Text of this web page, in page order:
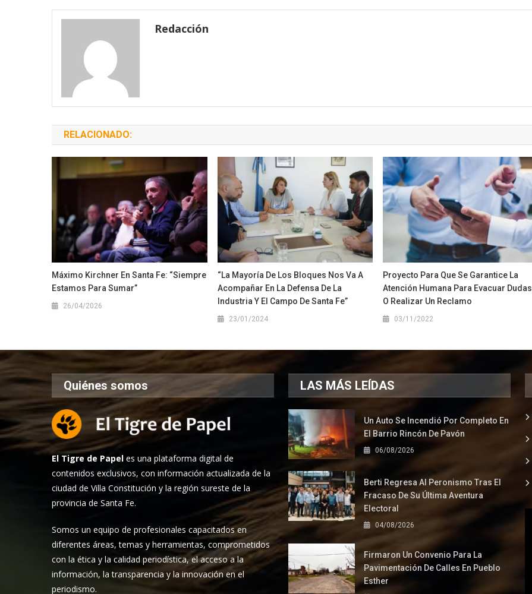
entradas
Redacción
RELACIONADO:
Máximo Kirchner En Santa Fe: “Siempre
Estamos Para Sumar”
26/04/2026
“La Mayoría De Los Bloques Nos Va A
Acompañar En La Defensa De La
Industria Y El Campo De Santa Fe”
23/01/2024
Proyecto Para Que Se Garantice La
Atención Humana Para Evacuar Dudas
O Realizar Un Reclamo
03/11/2022
Quiénes somos
El Tigre de Papel es una plataforma digital de
contenidos exclusivos, con información actualizada de la
ciudad de Villa Constitución y la región sureste de la
provincia de Santa Fe.
Somos un equipo de profesionales capacitados en
diferentes áreas, temas y herramientas, comprometidos
con la ética y la calidad periodística, el acceso a la
información, la transparencia y la innovación en el
periodismo.
LAS MÁS LEÍDAS
Un Auto Se Incendió Por Completo En
El Barrio Rincón De Pavón
06/08/2026
Berti Regresa Al Peronismo Tras El
Fracaso De Su Última Aventura
Electoral
04/08/2026
Firmaron Un Convenio Para La
Pavimentación De Calles En Pueblo
Esther